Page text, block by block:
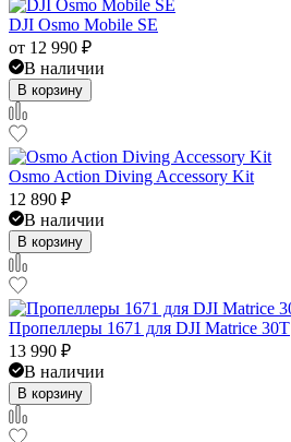
DJI Osmo Mobile SE
от 12 990 ₽
В наличии
В корзину
Osmo Action Diving Accessory Kit
12 890 ₽
В наличии
В корзину
Пропеллеры 1671 для DJI Matrice 30T
13 990 ₽
В наличии
В корзину